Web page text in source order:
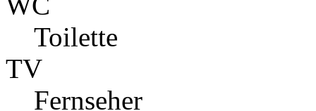
Toilette
TV
Fernseher